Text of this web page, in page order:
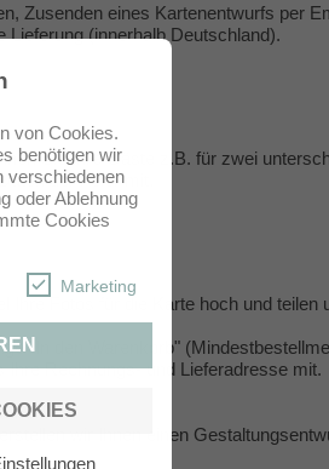
von Cookies.
benötigen wir
verschiedenen
oder Ablehnung
Cookies
Marketing
Zusenden eines Kartenentwurfs per
(innerhalb Deutschland).
Sie Ihre Gäste z.B. für zwei
der Feier mit.
Ihre Fotos für die Karte hoch und teilen
"In den Warenkorb"
Ihre Rechnungs- und Lieferadresse
wir Ihnen einen